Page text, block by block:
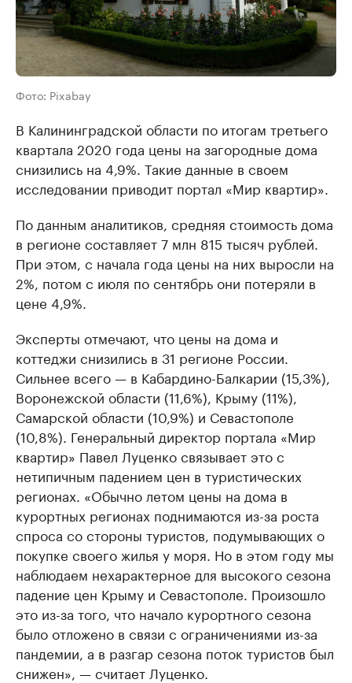
Фото: Pixabay
В Калининградской области по итогам третьего
квартала 2020 года цены на загородные дома
снизились на 4,9%. Такие данные в своем
исследовании приводит портал «Мир квартир».
По данным аналитиков, средняя стоимость дома
в регионе составляет 7 млн 815 тысяч рублей.
При этом, с начала года цены на них выросли на
2%, потом с июля по сентябрь они потеряли в
цене 4,9%.
Эксперты отмечают, что цены на дома и
коттеджи снизились в 31 регионе России.
Сильнее всего — в Кабардино-Балкарии (15,3%),
Воронежской области (11,6%), Крыму (11%),
Самарской области (10,9%) и Севастополе
(10,8%). Генеральный директор портала «Мир
квартир» Павел Луценко связывает это с
нетипичным падением цен в туристических
регионах. «Обычно летом цены на дома в
курортных регионах поднимаются из-за роста
спроса со стороны туристов, подумывающих о
покупке своего жилья у моря. Но в этом году мы
наблюдаем нехарактерное для высокого сезона
падение цен Крыму и Севастополе. Произошло
это из-за того, что начало курортного сезона
было отложено в связи с ограничениями из-за
пандемии, а в разгар сезона поток туристов был
снижен», — считает Луценко.